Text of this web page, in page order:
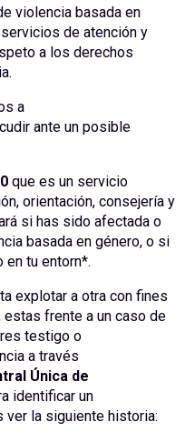
violencia basada en
de atención y
a los derechos
a
ante un posible
que es un servicio
orientación, consejería y
si has sido afectada o
basada en género, o si
en tu entorn*.
explotar a otra con fines
frente a un caso de
testigo o
a través
Única de
identificar un
la siguiente historia: